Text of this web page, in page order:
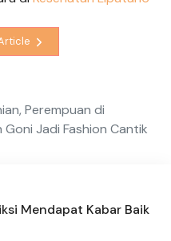
Perempuan di
Goni Jadi Fashion Cantik
Mendapat Kabar Baik